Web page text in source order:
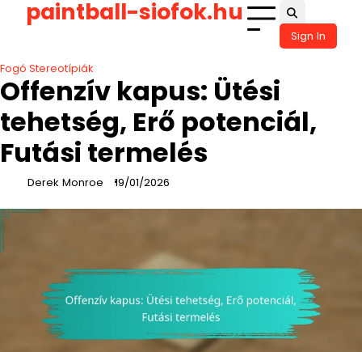
paintball-siofok.hu
Sign In
Fogó Stereotípiák
Offenzív kapus: Ütési
tehetség, Erő potenciál,
Futási termelés
Derek Monroe 19/01/2026